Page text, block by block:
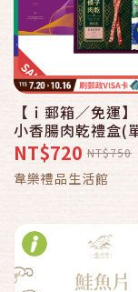
【ｉ郵箱／免運
小香腸肉乾禮盒(
【中元郵誠意中秋
意】
NT$720 NT$750
韋樂禮品生活館